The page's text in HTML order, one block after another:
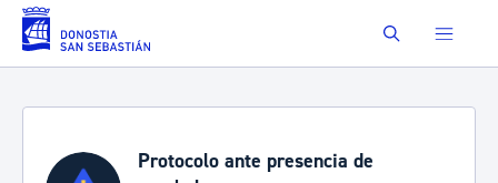
Saltar al contenido principal Buscar
Protocolo ante presencia de